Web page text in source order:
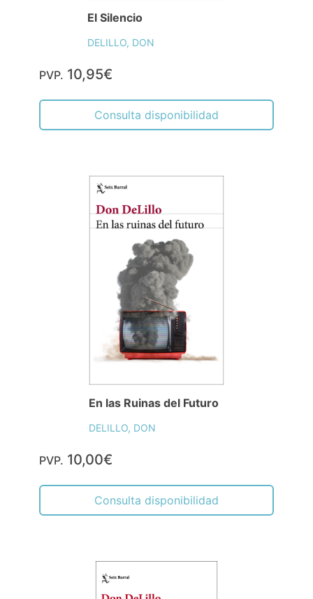
El Silencio
DELILLO, DON
PVP. 10,95€
Consulta disponibilidad
En las Ruinas del Futuro
DELILLO, DON
PVP. 10,00€
Consulta disponibilidad